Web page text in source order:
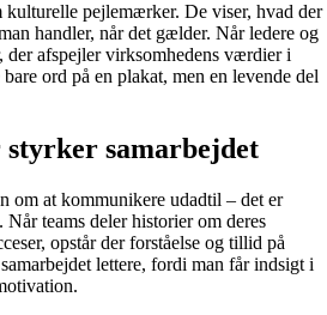
kulturelle pejlemærker. De viser, hvad der
handler, når det gælder. Når ledere og
der afspejler virksomhedens værdier i
ord på en plakat, men en levende del
samarbejdet
om at kommunikere udadtil – det er
teams deler historier om deres
opstår der forståelse og tillid på
lettere, fordi man får indsigt i